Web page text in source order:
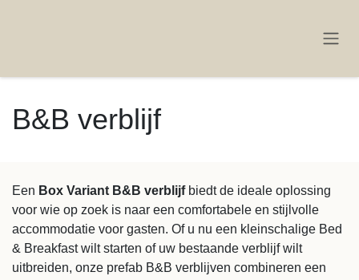
B&B verblijf
Een Box Variant B&B verblijfbiedt de ideale oplossing
voor wie op zoek is naar een comfortabele en stijlvolle
accommodatie voor gasten. Of u nu een kleinschalige
Bed & Breakfast wilt starten of uw bestaande verblijf
wilt uitbreiden, onze prefab B&B verblijven